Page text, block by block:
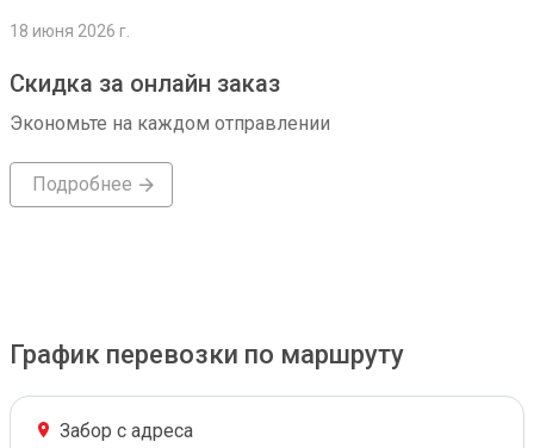
18 июня 2026 г.
Скидка за онлайн заказ
Экономьте на каждом отправлении
Подробнее
График перевозки по маршруту
Забор с адреса